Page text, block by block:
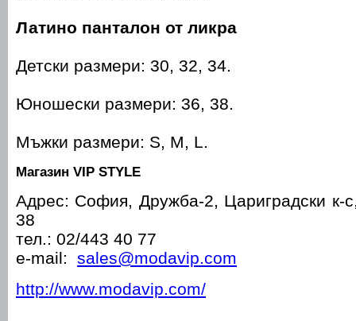
Латино панталон от ликра
Детски размери: 30, 32, 34.
Юношески размери: 36, 38.
Мъжки размери: S, M, L.
Магазин VIP STYLE
Aдрес: София, Дружба-2, Цариградски к-
38
тел.: 02/443 40 77
e-mail: sales@modavip.com
http://www.modavip.com/